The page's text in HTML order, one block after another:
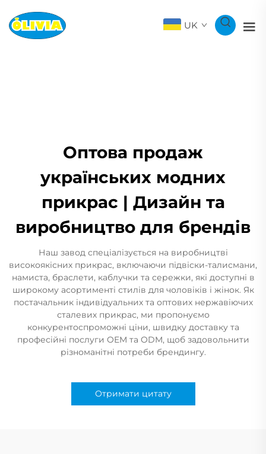
UK
Оптова продаж
українських модних
прикрас | Дизайн та
виробництво для брендів
Наш завод спеціалізується на виробництві
високоякісних прикрас, включаючи підвіски-талисмани,
намиста, браслети, каблучки та сережки, які доступні в
широкому асортименті стилів для чоловіків і жінок. Як
постачальник індивідуальних та оптових нержавіючих
сталевих прикрас, ми пропонуємо
конкурентоспроможні ціни, швидку доставку та
професійні послуги OEM та ODM, щоб задовольнити
різноманітні потреби брендингу.
Отримати цитату